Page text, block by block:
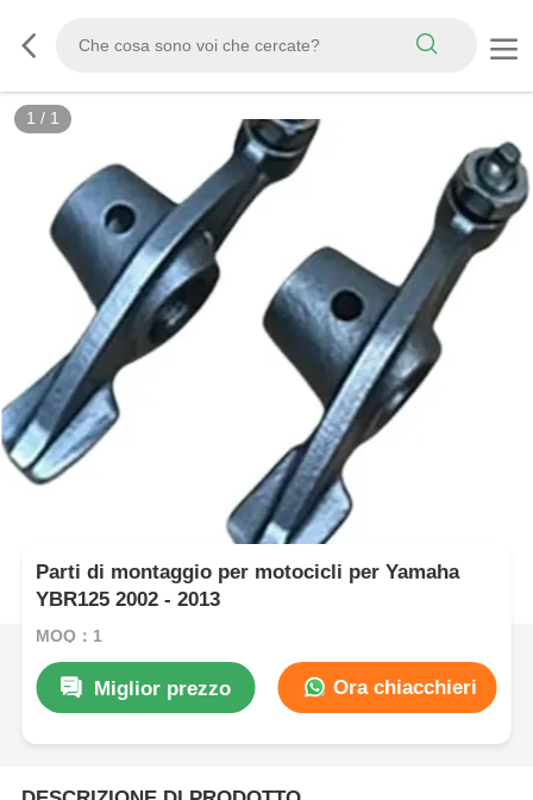
1 / 1
Parti di montaggio per motocicli per Yamaha
YBR125 2002 - 2013
MOQ：1
Miglior prezzo Ora chiacchieri